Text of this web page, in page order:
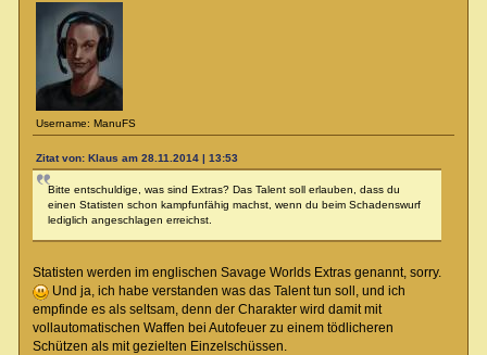
Username: ManuFS
Zitat von: Klaus am 28.11.2014 | 13:53
Bitte entschuldige, was sind Extras? Das Talent soll erlauben, dass du
einen Statisten schon kampfunfähig machst, wenn du beim Schadenswurf
lediglich angeschlagen erreichst.
Statisten werden im englischen Savage Worlds Extras genannt, sorry.
Und ja, ich habe verstanden was das Talent tun soll, und ich
empfinde es als seltsam, denn der Charakter wird damit mit
vollautomatischen Waffen bei Autofeuer zu einem tödlicheren
Schützen als mit gezielten Einzelschüssen.